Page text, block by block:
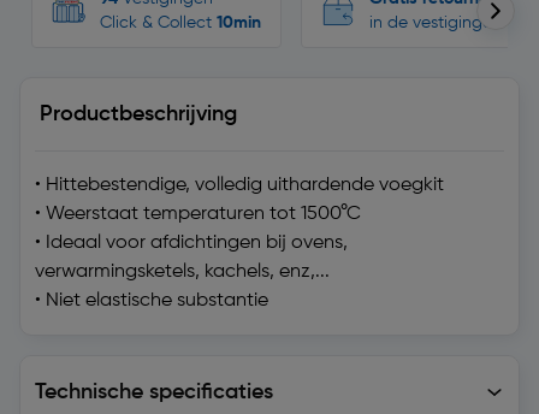
Click & Collect 10min
in de vestigingen
Productbeschrijving
• Hittebestendige, volledig uithardende voegkit
• Weerstaat temperaturen tot 1500°C
• Ideaal voor afdichtingen bij ovens,
verwarmingsketels, kachels, enz,...
• Niet elastische substantie
Technische specificaties